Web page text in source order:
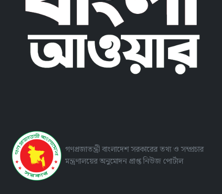
গণপ্রজাতন্ত্রী বাংলাদেশ সরকারের তথ্য ও সম্প্রচার
মন্ত্রণালয়ের অনুমোদন প্রাপ্ত নিউজ পোর্টাল